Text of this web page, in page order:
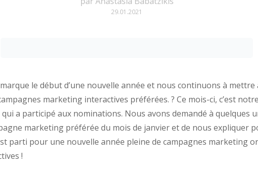
29.01.2021
le début d’une nouvelle année et nous continuons à mettre
marketing interactives préférées. ? Ce mois-ci, c’est
a participé aux nominations. Nous avons demandé à quelques
marketing préférée du mois de janvier et de nous expliquer
parti pour une nouvelle année pleine de campagnes marketing
!